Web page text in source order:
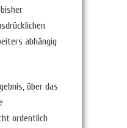
abhängig
über das
ordentlich